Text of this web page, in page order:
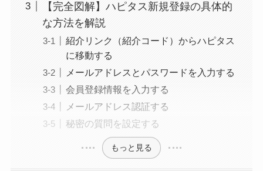
【完全図解】ハピタス新規登録の具体的
な方法を解説
紹介リンク（紹介コード）からハピタス
に移動する
メールアドレスとパスワードを入力する
会員登録情報を入力する
メールアドレス認証する
秘密の質問を設定する
もっと見る